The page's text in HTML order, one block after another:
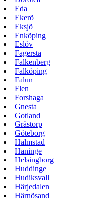
Eda
Ekerö
Eksjö
Enköping
Eslöv
Fagersta
Falkenberg
Falköping
Falun
Flen
Forshaga
Gnesta
Gotland
Grästorp
Göteborg
Halmstad
Haninge
Helsingborg
Huddinge
Hudiksvall
Härjedalen
Härnösand